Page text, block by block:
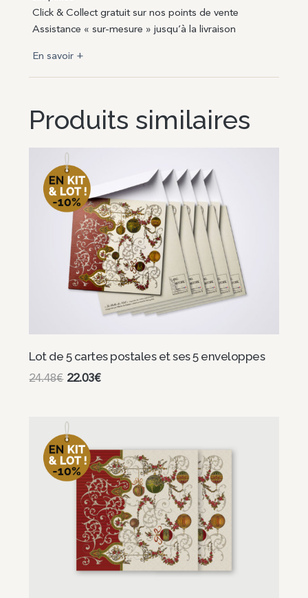
Click & Collect gratuit sur nos points de vente
Assistance « sur-mesure » jusqu’à la livraison
En savoir +
Produits similaires
Lot de 5 cartes postales et ses 5 enveloppes
24.48€ 22.03€